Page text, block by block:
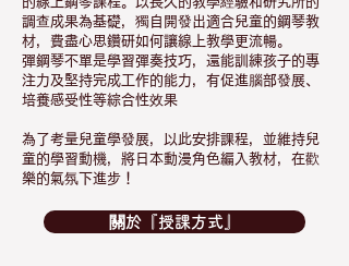
調查成果為基礎，獨自開發出適合兒童的鋼琴教
材，費盡心思鑽研如何讓線上教學更流暢。
彈鋼琴不單是學習彈奏技巧，還能訓練孩子的專
注力及堅持完成工作的能力，有促進腦部發展、
培養感受性等綜合性效果
為了考量兒童學發展，以此安排課程，並維持兒
童的學習動機，將日本動漫角色編入教材，在歡
樂的氣氛下進步！
關於『授課方式』